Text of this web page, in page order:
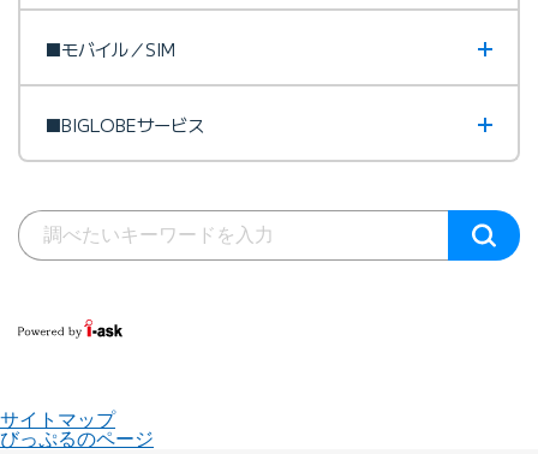
■モバイル／SIM
■BIGLOBEサービス
サイトマップ
びっぷるのページ